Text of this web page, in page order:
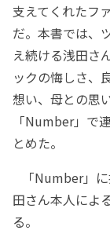
支えてくれたフ
だ。本書では、
え続ける浅田さ
ックの悔しさ、
想い、母との思
「Number」で
とめた。
「Number」
田さん本人によ
る。